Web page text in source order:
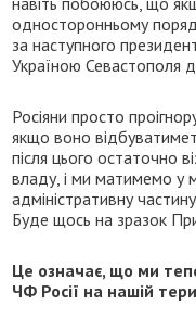
односторонньому
за наступного
Україною Севастополя
Росіяни просто
якщо воно
після цього остаточно
владу, і ми матимемо у
адміністративну
Буде щось на зразок
Це означає, що ми
ЧФ Росії на нашій